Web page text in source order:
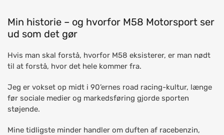
Min historie – og hvorfor M58 Motorsport ser
ud som det gør
Hvis man skal forstå, hvorfor M58 eksisterer, er man nødt
til at forstå, hvor det hele kommer fra.
Jeg er vokset op midt i 90’ernes road racing-kultur, længe
før sociale medier og markedsføring gjorde sporten
støjende.
Mine tidligste minder handler om duften af racebenzin,